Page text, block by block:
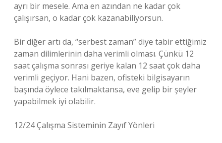
ayrı bir mesele. Ama en azından ne kadar çok
çalışırsan, o kadar çok kazanabiliyorsun.
Bir diğer artı da, “serbest zaman” diye tabir ettiğimiz
zaman dilimlerinin daha verimli olması. Çünkü 12
saat çalışma sonrası geriye kalan 12 saat çok daha
verimli geçiyor. Hani bazen, ofisteki bilgisayarın
başında öylece takılmaktansa, eve gelip bir şeyler
yapabilmek iyi olabilir.
12/24 Çalışma Sisteminin Zayıf Yönleri